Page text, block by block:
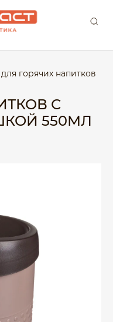
горячих напитков
С
550МЛ